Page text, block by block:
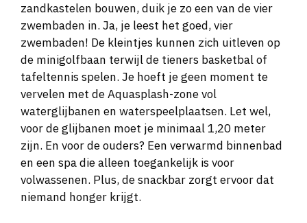
zandkastelen bouwen, duik je zo een van de vier
zwembaden in. Ja, je leest het goed, vier
zwembaden! De kleintjes kunnen zich uitleven op
de minigolfbaan terwijl de tieners basketbal of
tafeltennis spelen. Je hoeft je geen moment te
vervelen met de Aquasplash-zone vol
waterglijbanen en waterspeelplaatsen. Let wel,
voor de glijbanen moet je minimaal 1,20 meter
zijn. En voor de ouders? Een verwarmd binnenbad
en een spa die alleen toegankelijk is voor
volwassenen. Plus, de snackbar zorgt ervoor dat
niemand honger krijgt.